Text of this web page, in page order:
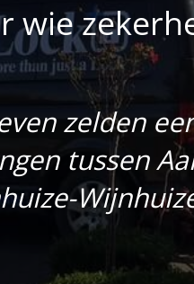
wie
zelden
tussen